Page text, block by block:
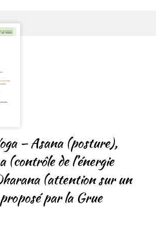
– Asana (posture),
(contrôle de l’énergie
(attention sur un
par la Grue